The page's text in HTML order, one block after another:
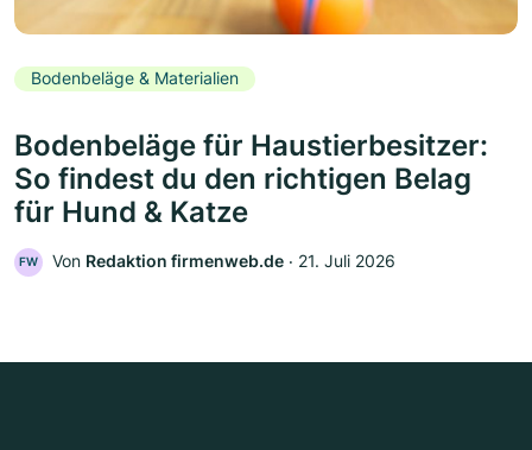
Bodenbeläge & Materialien
Bodenbeläge für Haustierbesitzer:
So findest du den richtigen Belag
für Hund & Katze
FW Von Redaktion firmenweb.de ‧ 21. Juli 2026